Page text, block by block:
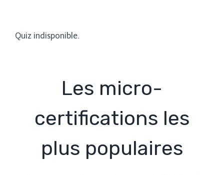
Quiz indisponible.
Les micro-
certifications les
plus populaires